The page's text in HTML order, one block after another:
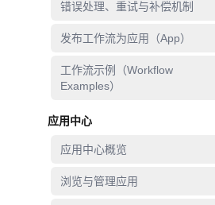
错误处理、重试与补偿机制
发布工作流为应用（App）
工作流示例（Workflow
Examples）
应用中心
应用中心概览
浏览与管理应用